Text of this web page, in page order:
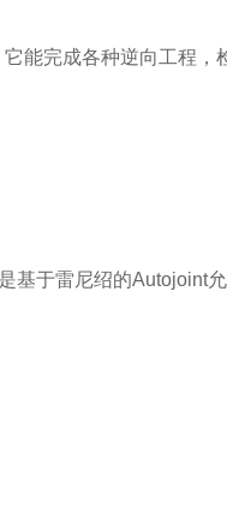
完成各种逆向工程，检
雷尼绍的Autojoint允